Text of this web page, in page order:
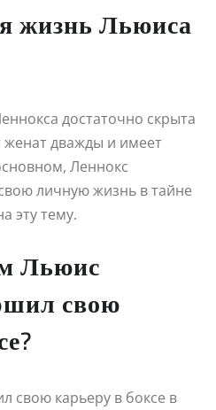
жизнь Льюиса
достаточно скрыта
дважды и имеет
Леннокс
личную жизнь в тайне
эту тему.
Льюис
свою
свою карьеру в боксе в